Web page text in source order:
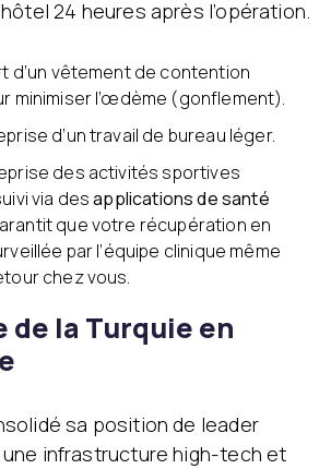
24 heures après l’opération.
d’un vêtement de contention
minimiser l’œdème (gonflement).
d’un travail de bureau léger.
des activités sportives
via desapplications de santé
que votre récupération en
par l’équipe clinique même
chez vous.
de la Turquie en
sa position de leader
une infrastructure high-tech et